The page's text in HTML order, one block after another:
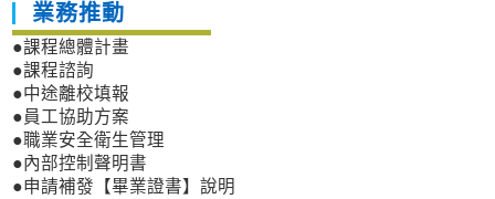
業務推動
●課程總體計畫
●課程諮詢
●中途離校填報
●員工協助方案
●職業安全衛生管理
●內部控制聲明書
●申請補發【畢業證書】說明